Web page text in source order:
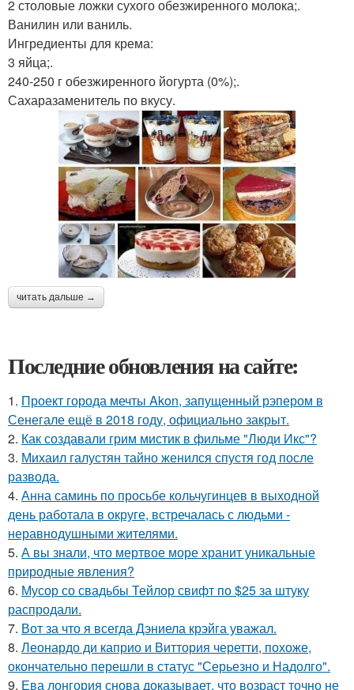
2 столовые ложки сухого обезжиренного молока;.
Ванилин или ваниль.
Ингредиенты для крема:
3 яйца;.
240-250 г обезжиренного йогурта (0%);.
Сахаразаменитель по вкусу.
читать дальше →
Последние обновления на сайте:
1. Проект города мечты Akon, запущенный рэпером в
Сенегале ещё в 2018 году, официально закрыт.
2. Как создавали грим мистик в фильме "Люди Икс"?
3. Михаил галустян тайно женился спустя год после
развода.
4. Анна саминь по просьбе кольчугинцев в выходной
день работала в округе, встречалась с людьми -
неравнодушными жителями.
5. А вы знали, что мертвое море хранит уникальные
природные явления?
6. Мусор со свадьбы Тейлор свифт по $25 за штуку
распродали.
7. Вот за что я всегда Дэниела крэйга уважал.
8. Леонардо ди каприо и Виттория черетти, похоже,
окончательно перешли в статус "Серьезно и Надолго".
9. Ева лонгория снова доказывает, что возраст точно не